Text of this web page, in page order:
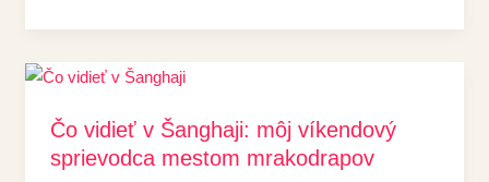
Čo vidieť v Šanghaji: môj víkendový
sprievodca mestom mrakodrapov